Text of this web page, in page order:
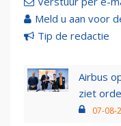
Meld u aan voor
Tip de redactie
Airbus
ziet
07-08-